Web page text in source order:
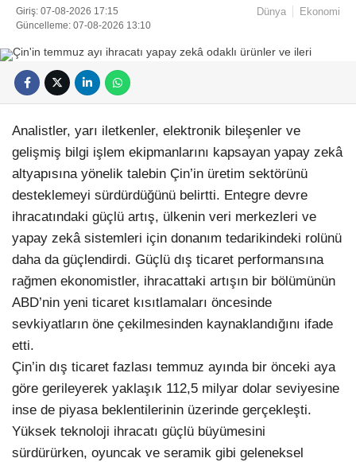
Giriş: 07-08-2026 17:15
Güncelleme: 07-08-2026 13:10
Dünya Ekonomi
Analistler, yarı iletkenler, elektronik bileşenler ve
gelişmiş bilgi işlem ekipmanlarını kapsayan yapay zekâ
altyapısına yönelik talebin Çin’in üretim sektörünü
desteklemeyi sürdürdüğünü belirtti. Entegre devre
ihracatındaki güçlü artış, ülkenin veri merkezleri ve
yapay zekâ sistemleri için donanım tedarikindeki rolünü
daha da güçlendirdi. Güçlü dış ticaret performansına
rağmen ekonomistler, ihracattaki artışın bir bölümünün
ABD’nin yeni ticaret kısıtlamaları öncesinde
sevkiyatların öne çekilmesinden kaynaklandığını ifade
etti.
Çin’in dış ticaret fazlası temmuz ayında bir önceki aya
göre gerileyerek yaklaşık 112,5 milyar dolar seviyesine
inse de piyasa beklentilerinin üzerinde gerçekleşti.
Yüksek teknoloji ihracatı güçlü büyümesini
sürdürürken, oyuncak ve seramik gibi geleneksel